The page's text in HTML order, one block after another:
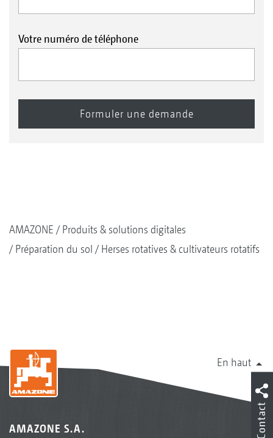
Votre numéro de téléphone
AMAZONE
Produits & solutions digitales
Préparation du sol
Herses rotatives & cultivateurs rotatifs
En haut
AMAZONE S.A.
Contact